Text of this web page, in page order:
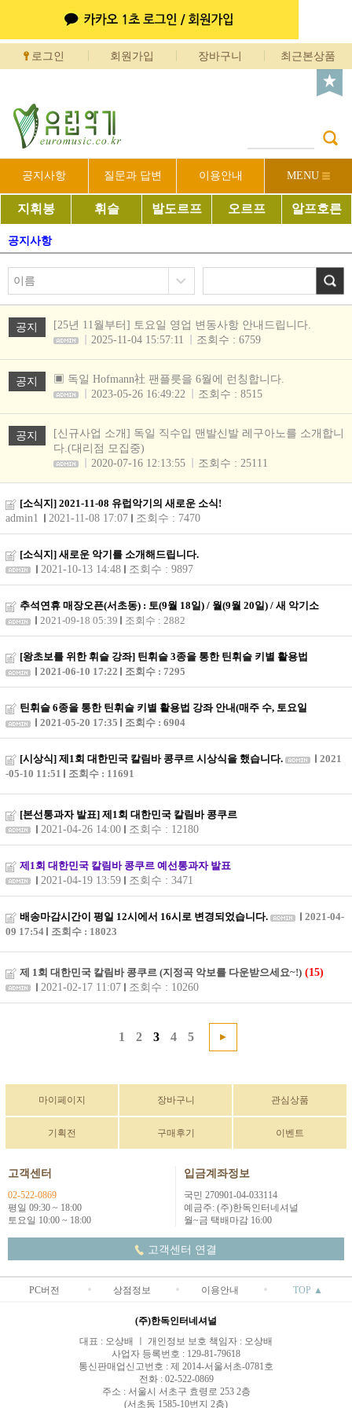
로그인 회원가입 장바구니 최근본상품
공지사항 질문과 답변 이용안내 MENU
지휘봉 휘슬 발도르프 오르프 알프호른
공지사항
공지
[25년 11월부터] 토요일 영업 변동사항 안내드립니다.
2025-11-04 15:57:11
조회수 : 6759
공지
▣ 독일 Hofmann社 팬플릇을 6월에 런칭합니다.
2023-05-26 16:49:22
조회수 : 8515
공지
[신규사업 소개] 독일 직수입 맨발신발 레구아노를 소개합니
다.(대리점 모집중)
2020-07-16 12:13:55
조회수 : 25111
[소식지] 2021-11-08 유럽악기의 새로운 소식!
admin1
2021-11-08 17:07 조회수 : 7470
[소식지] 새로운 악기를 소개해드립니다.
2021-10-13 14:48
조회수 : 9897
추석연휴 매장오픈(서초동) : 토(9월 18일) / 월(9월 20일) / 새 악기소
2021-09-18 05:39
조회수 : 2882
[왕초보를 위한 휘슬 강좌] 틴휘슬 3종을 통한 틴휘슬 키별 활용법
2021-06-10 17:22
조회수 : 7295
틴휘슬 6종을 통한 틴휘슬 키별 활용법 강좌 안내(매주 수, 토요일
2021-05-20 17:35
조회수 : 6904
[시상식] 제1회 대한민국 칼림바 콩쿠르 시상식을 했습니다.
2021
-05-10 11:51
조회수 : 11691
[본선통과자 발표] 제1회 대한민국 칼림바 콩쿠르
2021-04-26 14:00
조회수 : 12180
제1회 대한민국 칼림바 콩쿠르 예선통과자 발표
2021-04-19 13:59
조회수 : 3471
배송마감시간이 평일 12시에서 16시로 변경되었습니다.
2021-04-
09 17:54
조회수 : 18023
제 1회 대한민국 칼림바 콩쿠르 (지정곡 악보를 다운받으세요~!) (15)
2021-02-17 11:07
조회수 : 10260
1 2 3 4 5
마이페이지 장바구니 관심상품
기획전 구매후기 이벤트
고객센터
02-522-0869
평일 09:30 ~ 18:00
토요일 10:00 ~ 18:00
입금계좌정보
국민 270901-04-033114
예금주: (주)한독인터네셔널
월~금 택배마감 16:00
고객센터 연결
PC버전 상점정보 이용안내 TOP ▲
(주)한독인터네셔널
대표 : 오상배 ㅣ 개인정보 보호 책임자 : 오상배
사업자 등록번호 : 129-81-79618
통신판매업신고번호 : 제 2014-서울서초-0781호
전화 : 02-522-0869
주소 : 서울시 서초구 효령로 253 2층
(서초동 1585-10번지 2층)